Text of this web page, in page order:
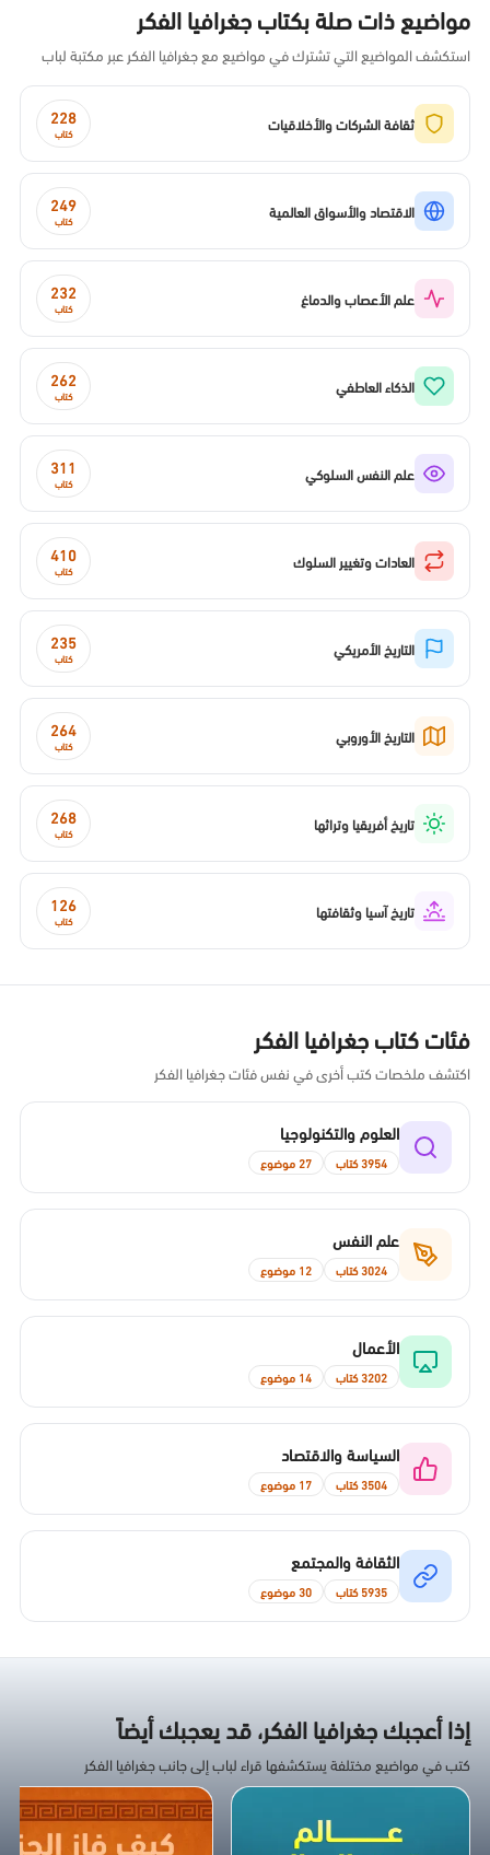
مواضيع ذات صلة بكتاب جغرافيا الفكر
استكشف المواضيع التي تشترك في مواضيع مع جغرافيا الفكر عبر مكتبة لباب
ثقافة الشركات والأخلاقيات 228
كتاب
الاقتصاد والأسواق العالمية 249
كتاب
علم الأعصاب والدماغ 232
كتاب
الذكاء العاطفي 262
كتاب
علم النفس السلوكي 311
كتاب
العادات وتغيير السلوك 410
كتاب
التاريخ الأمريكي 235
كتاب
التاريخ الأوروبي 264
كتاب
تاريخ أفريقيا وتراثها 268
كتاب
تاريخ آسيا وثقافتها 126
كتاب
فئات كتاب جغرافيا الفكر
اكتشف ملخصات كتب أخرى في نفس فئات جغرافيا الفكر
العلوم والتكنولوجيا
3954 كتاب 27 موضوع
علم النفس
3024 كتاب 12 موضوع
الأعمال
3202 كتاب 14 موضوع
السياسة والاقتصاد
3504 كتاب 17 موضوع
الثقافة والمجتمع
5935 كتاب 30 موضوع
إذا أعجبك جغرافيا الفكر، قد يعجبك أيضاً
كتب في مواضيع مختلفة يستكشفها قراء لباب إلى جانب جغرافيا الفكر